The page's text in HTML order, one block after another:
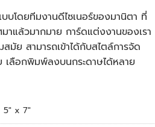
บโดยทีมงานดีไซเนอร์ของมานิตา ที่
มาแล้วมากมาย การ์ดแต่งงานของเรา
มัย สามารถเข้าได้กับสไตล์การจัด
เลือกพิมพ์ลงบนกระดาษได้หลาย
5" x 7"